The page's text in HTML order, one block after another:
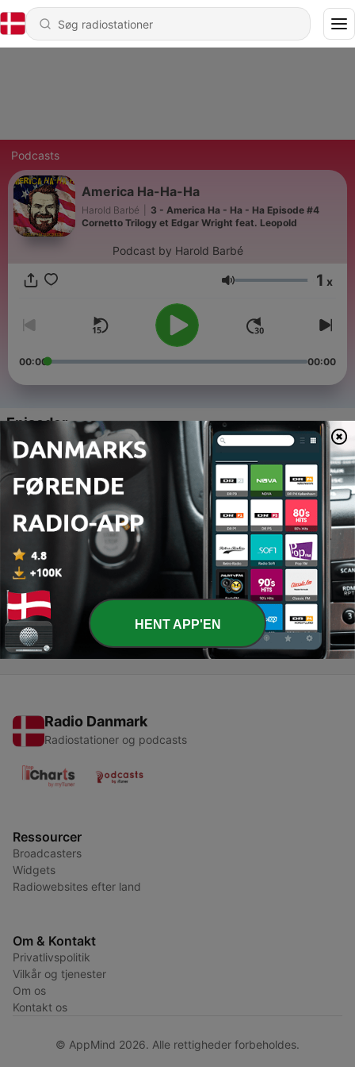
Podcasts
America Ha-Ha-Ha
Harold Barbé
3 - America Ha - Ha - Ha Episode #4
Cornetto Trilogy et Edgar Wright feat. Leopold
Podcast by Harold Barbé
Lydstyrke 1 x
00:00 00:00
Episoder
3 - America Ha - Ha - Ha Episode #4 Cornetto Trilogy et
Edgar Wright feat. Leopold
24 okt. 2016
2 - America Ha - Ha - Ha Episode #3 Jon Stewart feat.
Yaele Simkovitch
01 okt. 2016
-
America Ha - Ha - Ha Episode #2 Bienvenue À
Zombieland feat. My Zombie Culture
01 sep. 2016
Radio Danmark
Radiostationer og podcasts
Ressourcer
Broadcasters
Widgets
Radiowebsites efter land
Om & Kontakt
Privatlivspolitik
Vilkår og tjenester
Om os
Kontakt os
© AppMind 2026. Alle rettigheder forbeholdes.
HENT APP'EN